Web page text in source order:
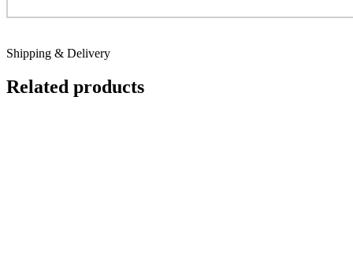
Shipping & Delivery
Related products